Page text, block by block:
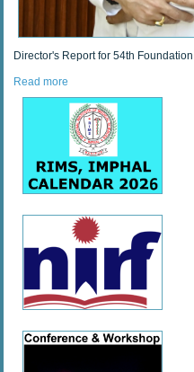
Director's Report for 54th
Read more